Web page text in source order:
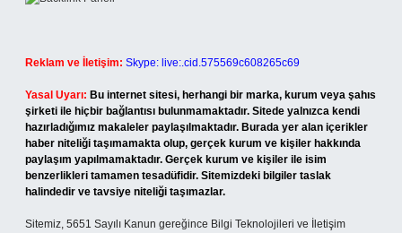
Reklam ve İletişim: Skype: live:.cid.575569c608265c69
Yasal Uyarı: Bu internet sitesi, herhangi bir marka, kurum veya şahıs
şirketi ile hiçbir bağlantısı bulunmamaktadır. Sitede yalnızca kendi
hazırladığımız makaleler paylaşılmaktadır. Burada yer alan içerikler
haber niteliği taşımamakta olup, gerçek kurum ve kişiler hakkında
paylaşım yapılmamaktadır. Gerçek kurum ve kişiler ile isim
benzerlikleri tamamen tesadüfidir. Sitemizdeki bilgiler taslak
halindedir ve tavsiye niteliği taşımazlar.
Sitemiz, 5651 Sayılı Kanun gereğince Bilgi Teknolojileri ve İletişim